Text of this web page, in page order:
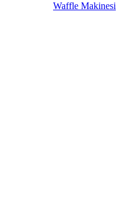
Waffle Makinesi